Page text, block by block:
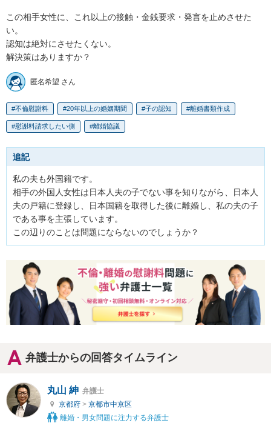
この相手女性に、これ以上の接触・金銭要求・発言を止めさせた
い。
認知は絶対にさせたくない。
解決策はありますか？
匿名希望 さん
不倫慰謝料 20年以上の婚姻期間 子の認知 離婚書類作成
慰謝料請求したい側 離婚協議
追記
私の夫も外国籍です。
相手の外国人女性は日本人夫の子でない事を知りながら、日本人
夫の戸籍に登録し、日本国籍を取得した後に離婚し、私の夫の子
である事を主張しています。
この辺りのことは問題にならないのでしょうか？
弁護士からの回答タイムライン
丸山 紳 弁護士
京都府 > 京都市中京区
離婚・男女問題に注力する弁護士